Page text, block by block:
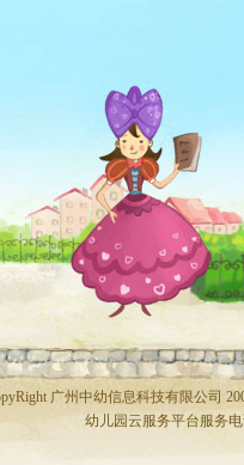
广州中幼信息科技有限公司
幼儿园云服务平台服务电